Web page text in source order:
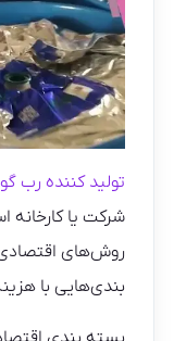
تولید کننده رب
شرکت یا کارخانه
روش‌های اقتصادی
بندی‌هایی با